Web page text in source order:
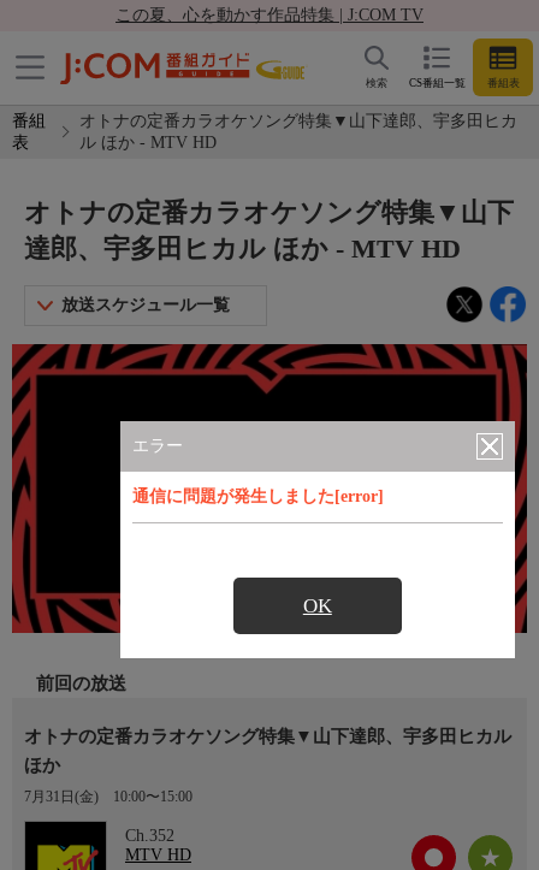
この夏、心を動かす作品特集 | J:COM TV
CS番組一覧 番組表
検索
番組
表
オトナの定番カラオケソング特集▼山下達郎、宇多田ヒカ
ル ほか - MTV HD
エラー
通信に問題が発生しました[error]
OK
オトナの定番カラオケソング特集▼山下
達郎、宇多田ヒカル ほか - MTV HD
放送スケジュール一覧
前回の放送
オトナの定番カラオケソング特集▼山下達郎、宇多田ヒカル
ほか
7月31日(金) 10:00〜15:00
Ch.352
MTV HD